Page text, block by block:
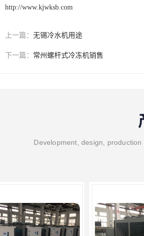
http://www.kjwksb.com
上一篇： 无锡冷水机用途
下一篇： 常州螺杆式冷冻机销售
Development, design,